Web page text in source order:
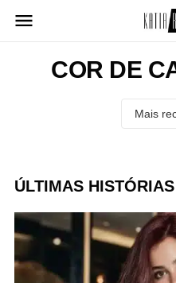
para
COR DE
ÚLTIMAS HISTÓRIAS